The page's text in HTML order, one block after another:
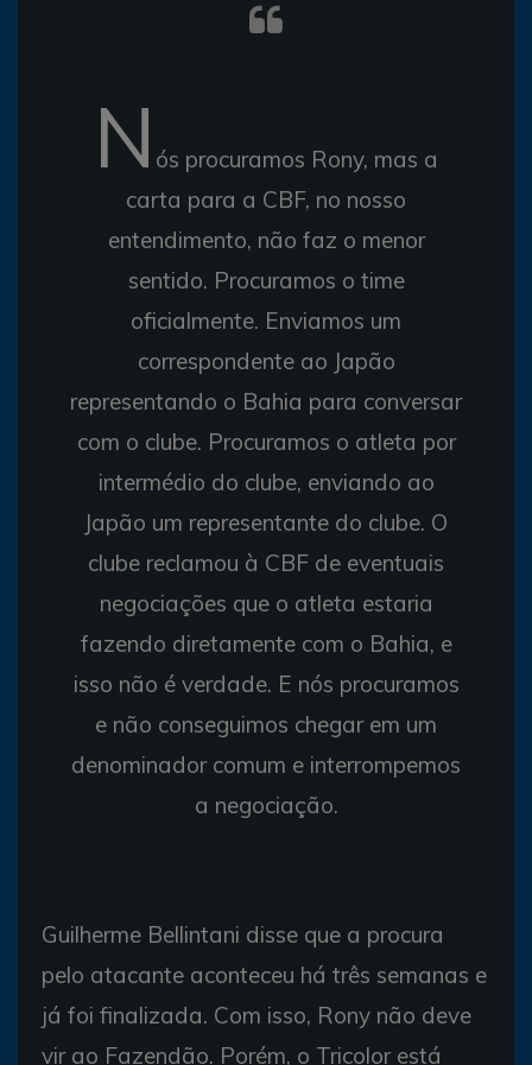
N ós procuramos Rony, mas a
carta para a CBF, no nosso
entendimento, não faz o menor
sentido. Procuramos o time
oficialmente. Enviamos um
correspondente ao Japão
representando o Bahia para conversar
com o clube. Procuramos o atleta por
intermédio do clube, enviando ao
Japão um representante do clube. O
clube reclamou à CBF de eventuais
negociações que o atleta estaria
fazendo diretamente com o Bahia, e
isso não é verdade. E nós procuramos
e não conseguimos chegar em um
denominador comum e interrompemos
a negociação.
Guilherme Bellintani disse que a procura
pelo atacante aconteceu há três semanas e
já foi finalizada. Com isso, Rony não deve
vir ao Fazendão. Porém, o Tricolor está